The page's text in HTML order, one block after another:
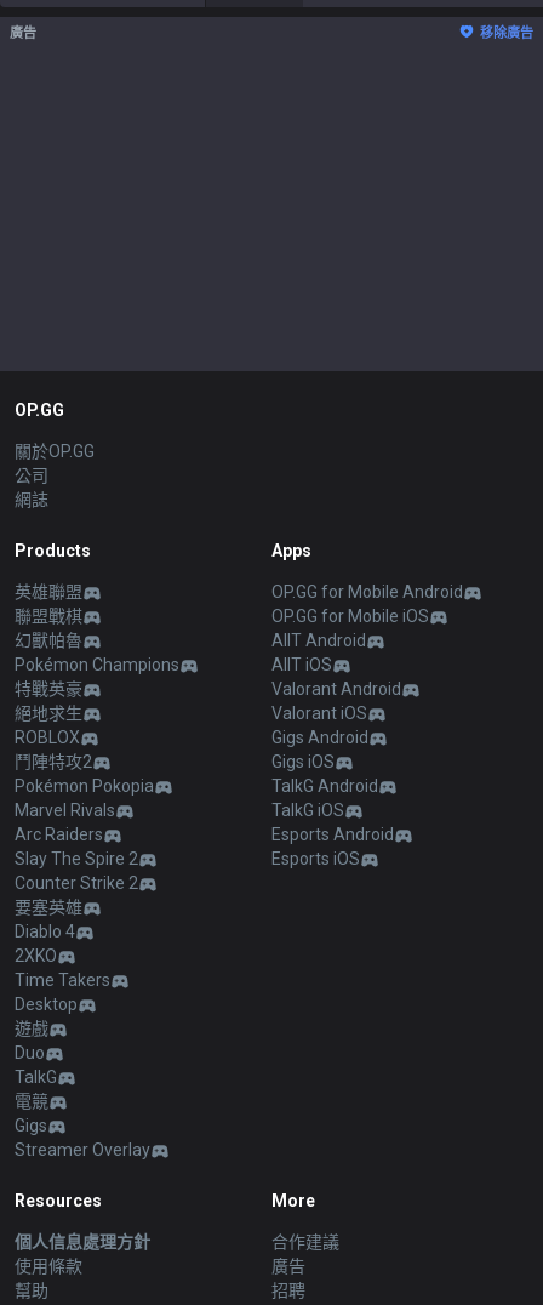
廣告 移除廣告
OP.GG
關於OP.GG
公司
網誌
Products
英雄聯盟
聯盟戰棋
幻獸帕魯
Pokémon Champions
特戰英豪
絕地求生
ROBLOX
鬥陣特攻2
Pokémon Pokopia
Marvel Rivals
Arc Raiders
Slay The Spire 2
Counter Strike 2
要塞英雄
Diablo 4
2XKO
Time Takers
Desktop
遊戲
Duo
TalkG
電競
Gigs
Streamer Overlay
Apps
OP.GG for Mobile Android
OP.GG for Mobile iOS
AllT Android
AllT iOS
Valorant Android
Valorant iOS
Gigs Android
Gigs iOS
TalkG Android
TalkG iOS
Esports Android
Esports iOS
Resources
個人信息處理方針
使用條款
幫助
More
合作建議
廣告
招聘